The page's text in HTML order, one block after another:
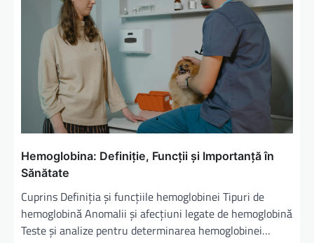
Hemoglobina: Definiție, Funcții și Importanță în
Sănătate
Cuprins Definiția și funcțiile hemoglobinei Tipuri de
hemoglobină Anomalii și afecțiuni legate de hemoglobină
Teste și analize pentru determinarea hemoglobinei…